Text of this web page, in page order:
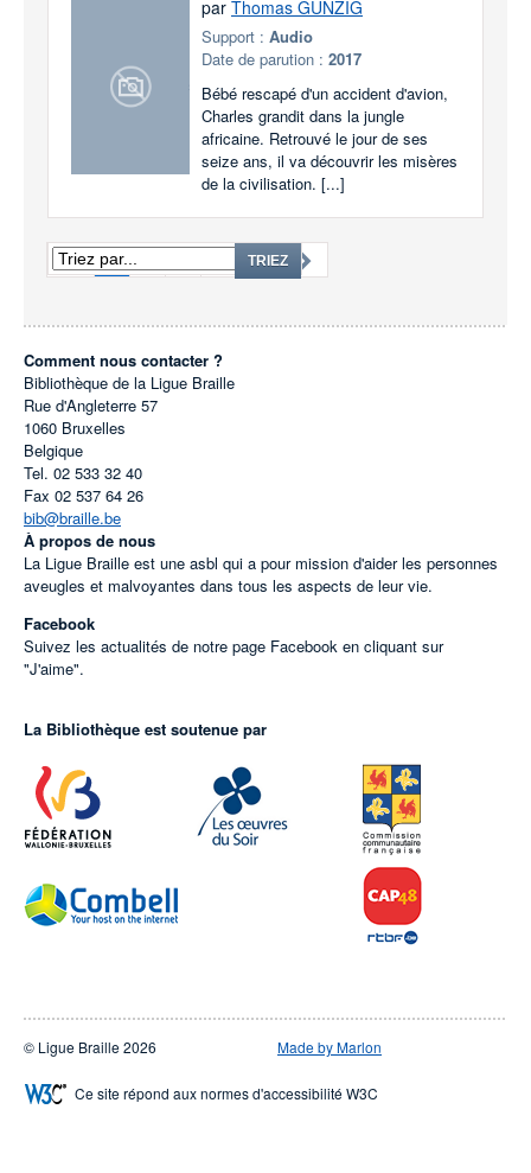
par Thomas GUNZIG
Support : Audio
Date de parution : 2017
Bébé rescapé d'un accident d'avion,
Charles grandit dans la jungle
africaine. Retrouvé le jour de ses
seize ans, il va découvrir les misères
de la civilisation. [...]
1 1827
TRIEZ
Comment nous contacter ?
Bibliothèque de la Ligue Braille
Rue d'Angleterre 57
1060 Bruxelles
Belgique
Tel. 02 533 32 40
Fax 02 537 64 26
bib@braille.be
À propos de nous
La Ligue Braille est une asbl qui a pour mission d'aider les personnes
aveugles et malvoyantes dans tous les aspects de leur vie.
Facebook
Suivez les actualités de notre page Facebook en cliquant sur
"J'aime".
La Bibliothèque est soutenue par
© Ligue Braille 2026 Made by Marlon
Ce site répond aux normes d'accessibilité W3C